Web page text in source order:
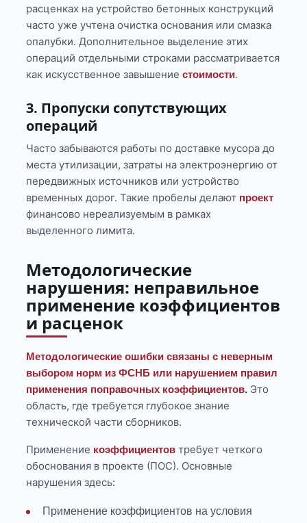
расценках на устройство бетонных конструкций
часто уже учтена очистка основания или смазка
опалубки. Дополнительное выделение этих
операций отдельными строками рассматривается
как искусственное завышениестоимости.
3. Пропуски сопутствующих
операций
Часто забываются работы по доставке мусора до
места утилизации, затраты на электроэнергию от
передвижных источников или устройство
временных дорог. Такие пробелы делают проект
финансово нереализуемым в рамках
выделенного лимита.
Методологические
нарушения: неправильное
применение коэффициентов
и расценок
Методологические ошибки связаны с неверным
выбором норм из ФСНБ или нарушением правил
применения поправочных коэффициентов. Это
область, где требуется глубокое знание
технической части сборников.
Применение коэффициентов требует четкого
обоснования в проекте (ПОС). Основные
нарушения здесь:
Применение коэффициентов на условия